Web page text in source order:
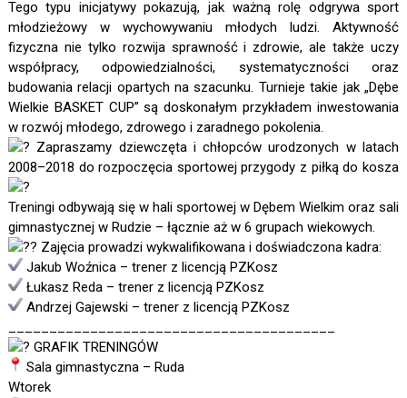
Tego typu inicjatywy pokazują, jak ważną rolę odgrywa sport
młodzieżowy w wychowywaniu młodych ludzi. Aktywność
fizyczna nie tylko rozwija sprawność i zdrowie, ale także uczy
współpracy, odpowiedzialności, systematyczności oraz
budowania relacji opartych na szacunku. Turnieje takie jak „Dębe
Wielkie BASKET CUP” są doskonałym przykładem inwestowania
w rozwój młodego, zdrowego i zaradnego pokolenia.
Zapraszamy dziewczęta i chłopców urodzonych w latach
2008–2018 do rozpoczęcia sportowej przygody z piłką do kosza
Treningi odbywają się w hali sportowej w Dębem Wielkim oraz sali
gimnastycznej w Rudzie – łącznie aż w 6 grupach wiekowych.
Zajęcia prowadzi wykwalifikowana i doświadczona kadra:
Jakub Woźnica – trener z licencją PZKosz
Łukasz Reda – trener z licencją PZKosz
Andrzej Gajewski – trener z licencją PZKosz
GRAFIK TRENINGÓW
Sala gimnastyczna – Ruda
Wtorek